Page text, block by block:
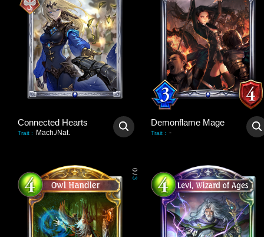
Connected Hearts
Trait : Mach./Nat.
Demonflame Mage
Trait : -
0
/
3